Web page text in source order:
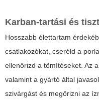
Karban-tartási és
Hosszabb élettartam
csatlakozókat, cseréld a
ellenőrizd a tömítéseket. Az
valamint a gyártó által
szivárgást és megőrizni az